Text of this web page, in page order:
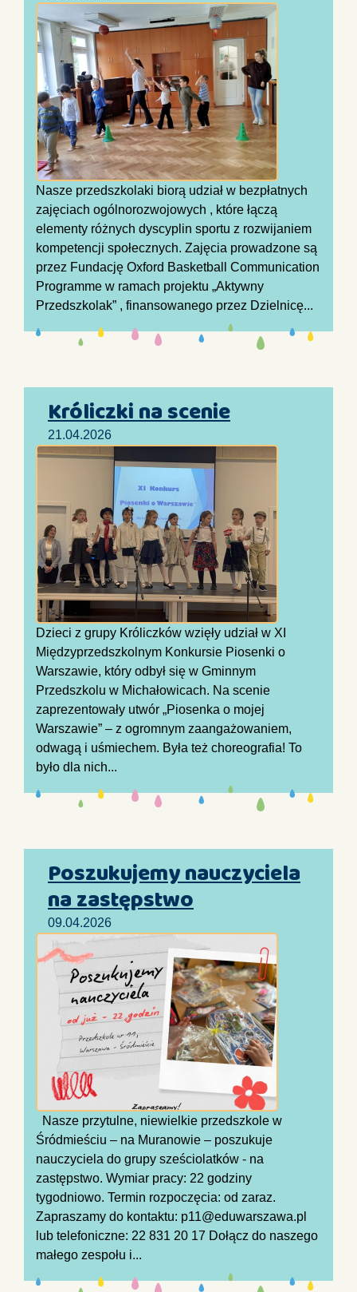
Nasze przedszkolaki biorą udział w bezpłatnych
zajęciach ogólnorozwojowych , które łączą
elementy różnych dyscyplin sportu z rozwijaniem
kompetencji społecznych. Zajęcia prowadzone są
przez Fundację Oxford Basketball Communication
Programme w ramach projektu „Aktywny
Przedszkolak” , finansowanego przez Dzielnicę...
Króliczki na scenie
21.04.2026
Dzieci z grupy Króliczków wzięły udział w XI
Międzyprzedszkolnym Konkursie Piosenki o
Warszawie, który odbył się w Gminnym
Przedszkolu w Michałowicach. Na scenie
zaprezentowały utwór „Piosenka o mojej
Warszawie” – z ogromnym zaangażowaniem,
odwagą i uśmiechem. Była też choreografia! To
było dla nich...
Poszukujemy nauczyciela
na zastępstwo
09.04.2026
Nasze przytulne, niewielkie przedszkole w
Śródmieściu – na Muranowie – poszukuje
nauczyciela do grupy sześciolatków - na
zastępstwo. Wymiar pracy: 22 godziny
tygodniowo. Termin rozpoczęcia: od zaraz.
Zapraszamy do kontaktu: p11@eduwarszawa.pl
lub telefoniczne: 22 831 20 17 Dołącz do naszego
małego zespołu i...